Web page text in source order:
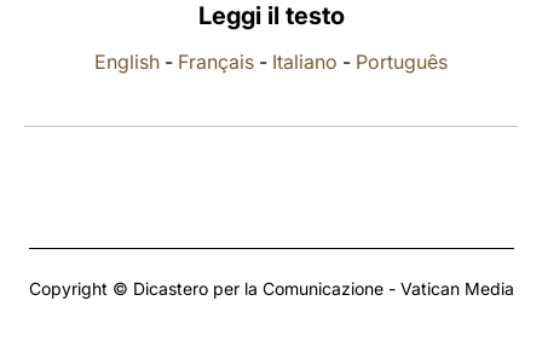
Leggi il testo
English - Français - Italiano - Português
Copyright © Dicastero per la Comunicazione - Vatican Media